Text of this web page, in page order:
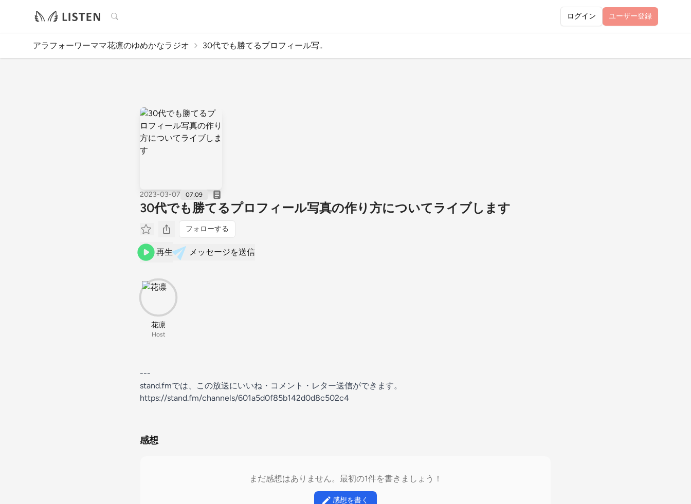
検索 ログイン ユーザー登録
アラフォーワーママ花凛のゆめかなラジオ 30代でも勝てるプロフィール写..
2023-03-07 07:09
30代でも勝てるプロフィール写真の作り方についてライブします
フォローする
再生 メッセージを送信
花凛
Host
---
stand.fmでは、この放送にいいね・コメント・レター送信ができます。
https://stand.fm/channels/601a5d0f85b142d0d8c502c4
感想
まだ感想はありません。最初の1件を書きましょう！
感想を書く